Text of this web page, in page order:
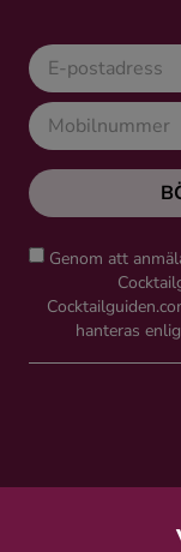
Genom att
hanteras
Västra